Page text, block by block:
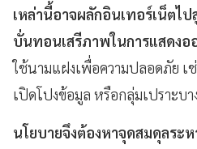
เหล่านี้อาจผลักอินเทอร์เน็ตไ
บั่นทอนเสรีภาพในการแสดงอ
ใช้นามแฝงเพื่อความปลอดภัย เ
เปิดโปงข้อมูล หรือกลุ่มเปราะบา
นโยบายจึงต้องหาจุดสมดุลระห